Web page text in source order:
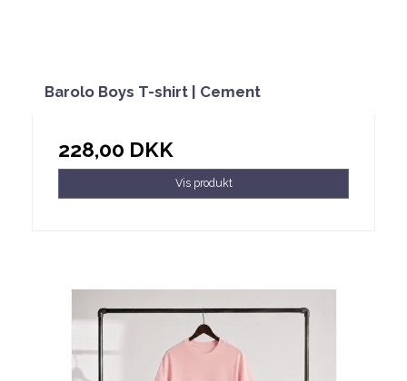
Barolo Boys T-shirt | Cement
228,00 DKK
Vis produkt